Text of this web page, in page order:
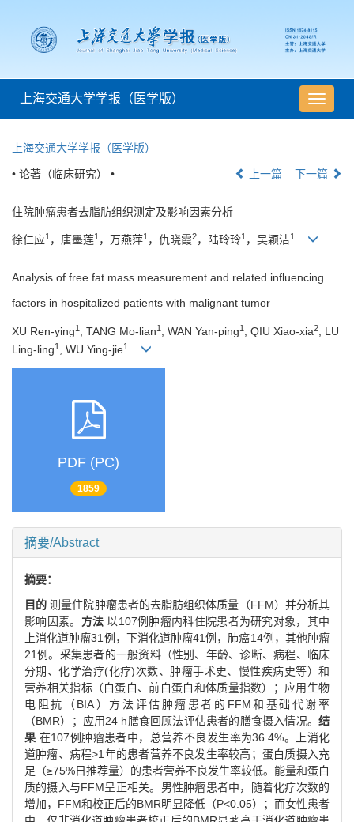
导
航
上海交通大学学报（医学版）
上海交通大学学报（医学版）
• 论著（临床研究） • 上一篇 下一篇
住院肿瘤患者去脂肪组织测定及影响因素分析
徐仁应1 ，唐墨莲1 ，万燕萍1 ，仇晓霞2，陆玲玲1 ，吴颖洁1
Analysis of free fat mass measurement and related influencing
factors in hospitalized patients with malignant tumor
XU Ren-ying1 , TANG Mo-lian1 , WAN Yan-ping1 , QIU Xiao-xia2
, LU
Ling-ling1 , WU Ying-jie1
PDF (PC)
1859
摘要/Abstract
摘要：
目的测量住院肿瘤患者的去脂肪组织体质量（FFM）并分析其
影响因素。 方法 以107例肿瘤内科住院患者为研究对象，其中
上消化道肿瘤31例，下消化道肿瘤41例，肺癌14例，其他肿瘤
21例。采集患者的一般资料（性别、年龄、诊断、病程、临床
分期、化学治疗(化疗)次数、肿瘤手术史、慢性疾病史等）和
营养相关指标（白蛋白、前白蛋白和体质量指数）；应用生物
电阻抗（BIA）方法评估肿瘤患者的FFM和基础代谢率
（BMR）；应用24 h膳食回顾法评估患者的膳食摄入情况。 结
果 在107例肿瘤患者中，总营养不良发生率为36.4%。上消化
道肿瘤、病程>1年的患者营养不良发生率较高；蛋白质摄入充
足（≥75%日推荐量）的患者营养不良发生率较低。能量和蛋白
质的摄入与FFM呈正相关。男性肿瘤患者中，随着化疗次数的
增加，FFM和校正后的BMR明显降低（P<0.05）；而女性患者